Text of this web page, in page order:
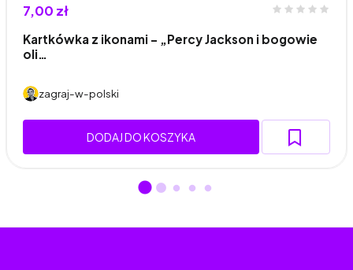
7,00 zł
Kartkówka z ikonami - „Percy Jackson i bogowie
oli…
zagraj-w-polski
DODAJ DO KOSZYKA